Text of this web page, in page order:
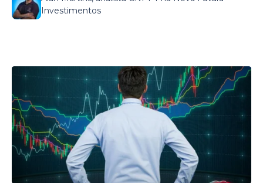
Investimentos